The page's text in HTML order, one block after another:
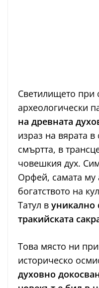
Светилището при
археологически
на древната
израз на вярата
смъртта, в
човешкия дух.
Орфей, самата му
богатството на
Татул в уникално
тракийската
Това място ни
историческо
духовно